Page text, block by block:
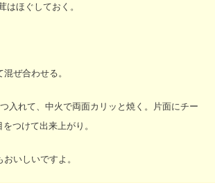
ほぐしておく。
ぜ合わせる。
れて、中火で両面カリッと焼く。片面にチー
つけて出来上がり。
いしいですよ。